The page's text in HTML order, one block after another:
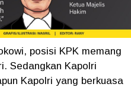
posisi KPK memang
Sedangkan Kapolri
Kapolri yang berkuasa